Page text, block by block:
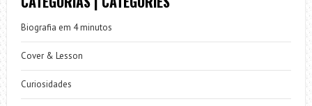
Biografia em 4 minutos
Cover & Lesson
Curiosidades